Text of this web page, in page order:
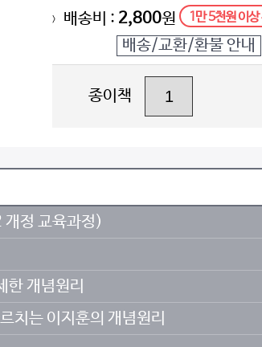
> 배송비 : 2,800원 1만 5천원 이
배송/교환/환불 안내
종이책
정 교육과정)
개념원리
치는 이지훈의 개념원리